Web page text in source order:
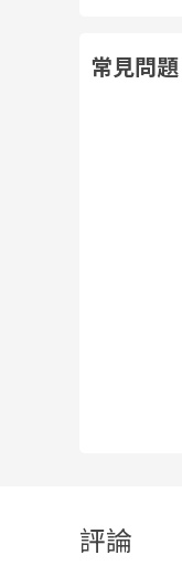
常見問題
評論